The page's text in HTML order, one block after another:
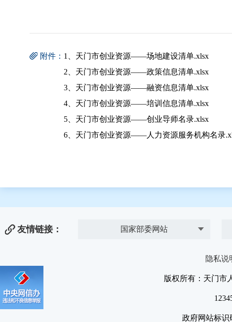
附件： 1、天门市创业资源——场地建设清单.xlsx
2、天门市创业资源——政策信息清单.xlsx
3、天门市创业资源——融资信息清单.xlsx
4、天门市创业资源——培训信息清单.xlsx
5、天门市创业资源——创业导师名录.xlsx
6、天门市创业资源——人力资源服务机构名录
友情链接： 国家部委网站
隐私说
版权所有：天门
政府网站标识